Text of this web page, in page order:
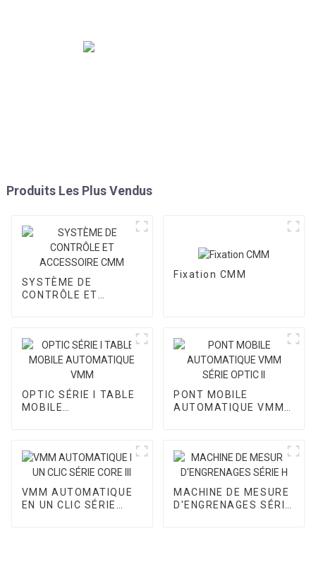
Produits Les Plus Vendus
SYSTÈME DE
CONTRÔLE ET
Fixation CMM
OPTIC SÉRIE I TABLE
MOBILE
PONT MOBILE
AUTOMATIQUE VMM
VMM AUTOMATIQUE
EN UN CLIC SÉRIE
MACHINE DE MESURE
D'ENGRENAGES SÉRIE